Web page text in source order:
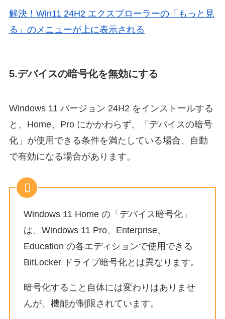
解決！Win11 24H2 エクスプローラーの「もっと見
る」のメニューが上に表示される
5.デバイスの暗号化を無効にする
Windows 11 バージョン 24H2 をインストールする
と、Home、Pro にかかわらず、「デバイスの暗号
化」が使用できる条件を満たしている場合、自動
で有効になる場合があります。
Windows 11 Home の「デバイス暗号化」
は、Windows 11 Pro、Enterprise、
Education の各エディションで使用できる
BitLocker ドライブ暗号化とは異なります。
暗号化すること自体には変わりはありませ
んが、機能が制限されています。